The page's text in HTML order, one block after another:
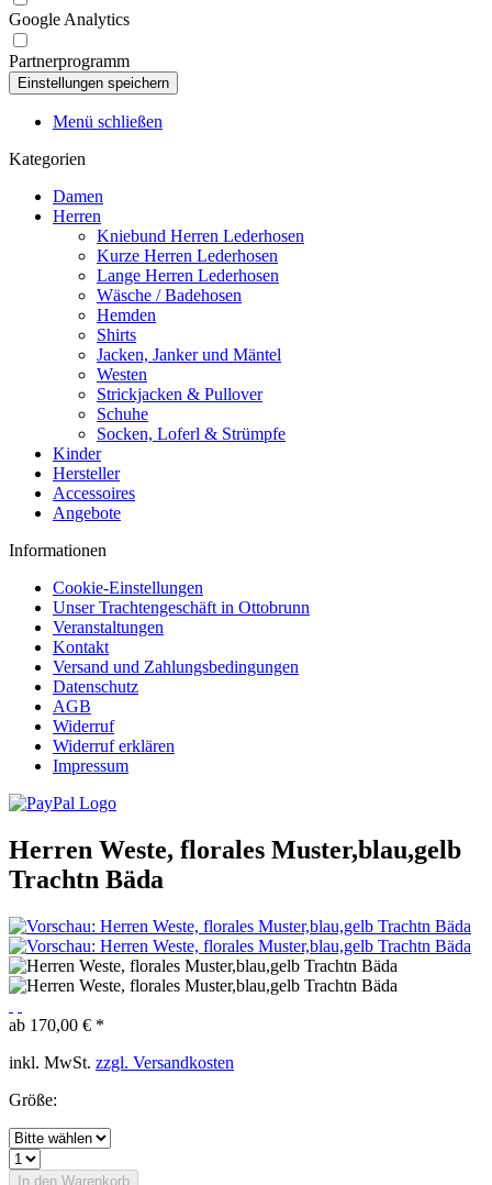
Google Analytics
Partnerprogramm
Menü schließen
Kategorien
Damen
Herren
Kniebund Herren Lederhosen
Kurze Herren Lederhosen
Lange Herren Lederhosen
Wäsche / Badehosen
Hemden
Shirts
Jacken, Janker und Mäntel
Westen
Strickjacken & Pullover
Schuhe
Socken, Loferl & Strümpfe
Kinder
Hersteller
Accessoires
Angebote
Informationen
Cookie-Einstellungen
Unser Trachtengeschäft in Ottobrunn
Veranstaltungen
Kontakt
Versand und Zahlungsbedingungen
Datenschutz
AGB
Widerruf
Widerruf erklären
Impressum
Herren Weste, florales Muster,blau,gelb
Trachtn Bäda
ab 170,00 € *
inkl. MwSt. zzgl. Versandkosten
Größe:
In den Warenkorb